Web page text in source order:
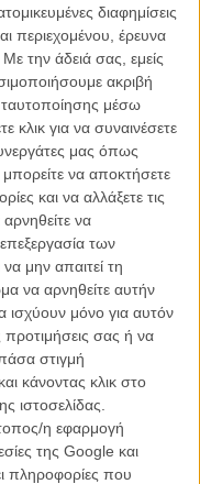
διαφημίσεις
περιεχομένου, έρευνα
Με την άδειά σας, εμείς
ακριβή
ταυτοποίησης μέσω
για να συναινέσετε
μας όπως
να αποκτήσετε
και να αλλάξετε τις
να
των
μην απαιτεί τη
να αρνηθείτε αυτήν
ισχύουν μόνο για αυτόν
προτιμήσεις σας ή να
στιγμή
κάνοντας κλικ στο
ιστοσελίδας.
η εφαρμογή
της Google και
πληροφορίες που
«Πολέμου των
οι αληθινές του
σκηνές του από το
που τα παιδιά του του
του Τζέι Τζέι
Πρώτο teaser για το
να προέρχεται βεβαίως
να μεγαλώνουν μπροστά
η αντίδρασή του
πόσα χρόνια
πιθανότατα
τρέιλερ του καινούριου
την μισή ζωή τους να